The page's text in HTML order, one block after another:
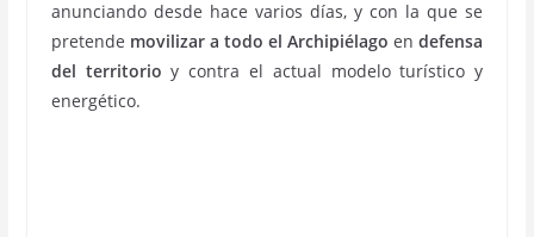
anunciando desde hace varios días, y con la que se
pretende movilizar a todo el Archipiélago endefensa
del territorio y contra el actual modelo turístico y
energético.